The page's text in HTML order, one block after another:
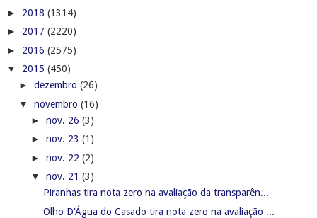
► 2018 (1314)
► 2017 (2220)
► 2016 (2575)
▼ 2015 (450)
► dezembro (26)
▼ novembro (16)
► nov. 26 (3)
► nov. 23 (1)
► nov. 22 (2)
▼ nov. 21 (3)
Piranhas tira nota zero na avaliação da transparên...
Olho D'Água do Casado tira nota zero na avaliação ...